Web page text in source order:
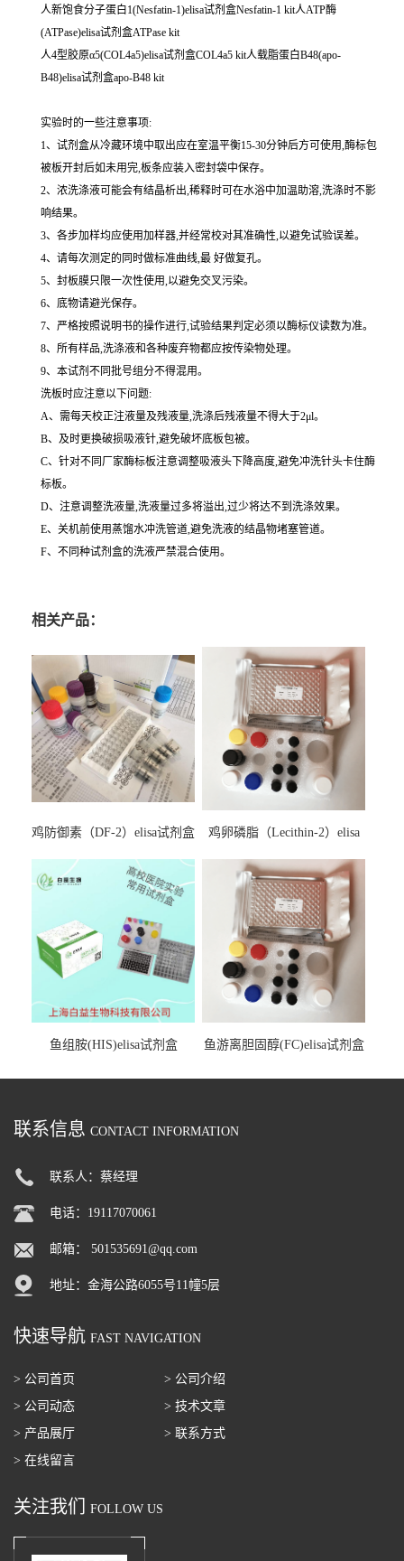
人新饱食分子蛋白1(Nesfatin-1)elisa试剂盒Nesfatin-1 kit人ATP酶
(ATPase)elisa试剂盒ATPase kit
人4型胶原α5(COL4a5)elisa试剂盒COL4a5 kit人载脂蛋白B48(apo-
B48)elisa试剂盒apo-B48 kit
实验时的一些注意事项:
1、试剂盒从冷藏环境中取出应在室温平衡15-30分钟后方可使用,酶标包
被板开封后如未用完,板条应装入密封袋中保存。
2、浓洗涤液可能会有结晶析出,稀释时可在水浴中加温助溶,洗涤时不影
响结果。
3、各步加样均应使用加样器,并经常校对其准确性,以避免试验误差。
4、请每次测定的同时做标准曲线,最 好做复孔。
5、封板膜只限一次性使用,以避免交叉污染。
6、底物请避光保存。
7、严格按照说明书的操作进行,试验结果判定必须以酶标仪读数为准。
8、所有样品,洗涤液和各种废弃物都应按传染物处理。
9、本试剂不同批号组分不得混用。
洗板时应注意以下问题:
A、需每天校正注液量及残液量,洗涤后残液量不得大于2μl。
B、及时更换破损吸液针,避免破坏底板包被。
C、针对不同厂家酶标板注意调整吸液头下降高度,避免冲洗针头卡住酶
标板。
D、注意调整洗液量,洗液量过多将溢出,过少将达不到洗涤效果。
E、关机前使用蒸馏水冲洗管道,避免洗液的结晶物堵塞管道。
F、不同种试剂盒的洗液严禁混合使用。
相关产品：
鸡防御素（DF-2）elisa试剂盒
鸡卵磷脂（Lecithin-2）elisa
鱼组胺(HIS)elisa试剂盒 鱼游离胆固醇(FC)elisa试剂盒
联系信息 CONTACT INFORMATION
联系人：蔡经理
电话：19117070061
邮箱： 501535691@qq.com
地址：金海公路6055号11幢5层
快速导航 FAST NAVIGATION
> 公司首页
> 公司介绍
> 公司动态
> 技术文章
> 产品展厅
> 联系方式
> 在线留言
关注我们 FOLLOW US